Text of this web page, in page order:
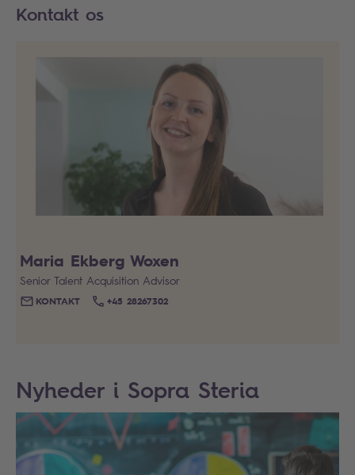
Kontakt os
Maria Ekberg Woxen
Senior Talent Acquisition Advisor
KONTAKT +45 28267302
Nyheder i Sopra Steria